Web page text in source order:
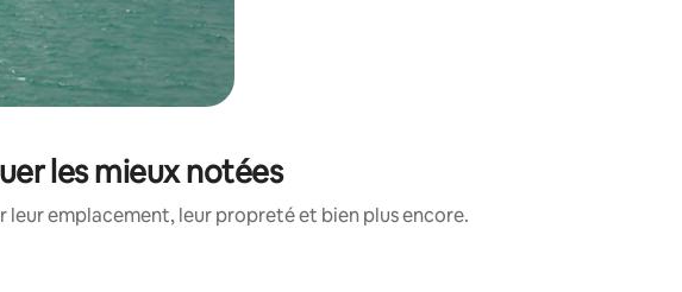
les mieux notées
leur emplacement, leur propreté et bien plus encore.